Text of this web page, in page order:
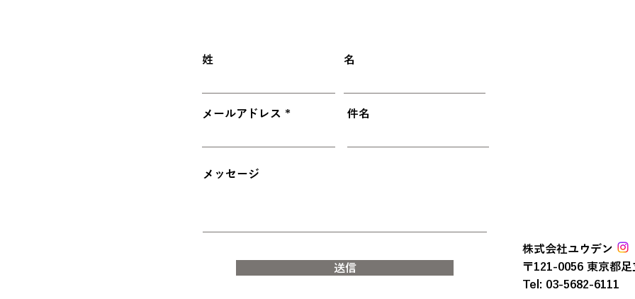
姓 名
メールアドレス 件名
メッセージ
送信
株式会社ユウデン
〒121-0056 東京都足
Tel: 03-5682-6111